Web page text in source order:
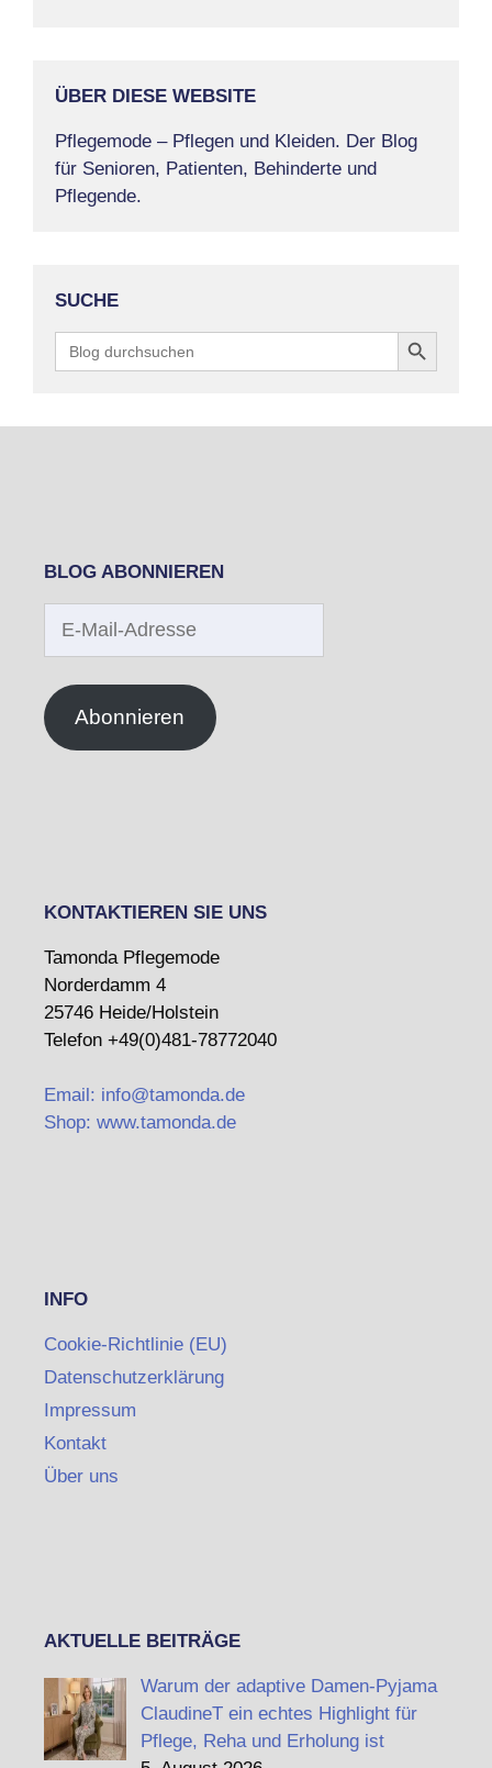
ÜBER DIESE WEBSITE
Pflegemode – Pflegen und Kleiden. Der Blog
für Senioren, Patienten, Behinderte und
Pflegende.
SUCHE
Search
for:
Search Button
BLOG ABONNIEREN
Mail-
Abonnieren
KONTAKTIEREN SIE UNS
Tamonda Pflegemode
Norderdamm 4
25746 Heide/Holstein
Telefon +49(0)481-78772040
Email: info@tamonda.de
Shop: www.tamonda.de
INFO
Cookie-Richtlinie (EU)
Datenschutzerklärung
Impressum
Kontakt
Über uns
AKTUELLE BEITRÄGE
Warum der adaptive Damen-Pyjama
ClaudineT ein echtes Highlight für
Pflege, Reha und Erholung ist